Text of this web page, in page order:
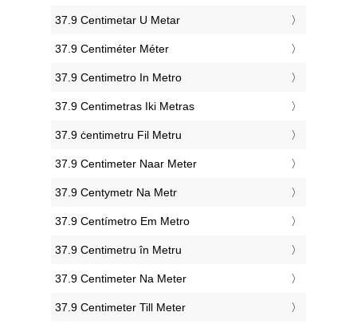
‎37.9 Centimetar U Metar
‎37.9 Centiméter Méter
‎37.9 Centimetro In Metro
‎37.9 Centimetras Iki Metras
‎37.9 ċentimetru Fil Metru
‎37.9 Centimeter Naar Meter
‎37.9 Centymetr Na Metr
‎37.9 Centímetro Em Metro
‎37.9 Centimetru în Metru
‎37.9 Centimeter Na Meter
‎37.9 Centimeter Till Meter